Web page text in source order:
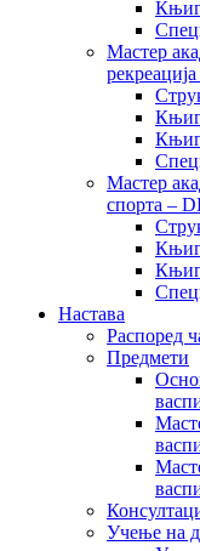
Мастер
Мастер
спорта –
Настава
Распоред
Предмети
Учење на